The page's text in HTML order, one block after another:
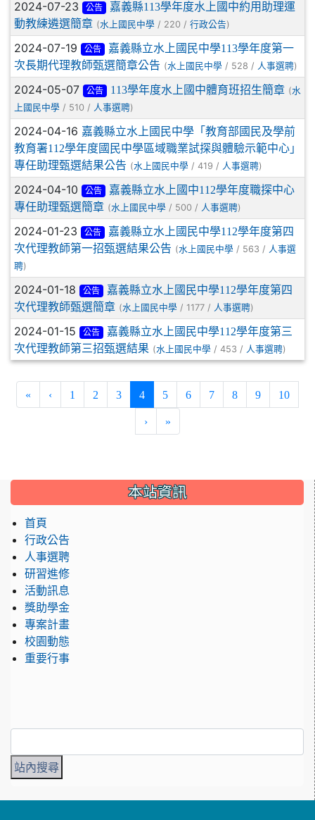
2024-07-23 公告
嘉義縣113學年度水上國中約用助理運
動教練遴選簡章 (水上國民中學 / 220 / 行政公告)
2024-07-19 公告
嘉義縣立水上國民中學113學年度第一
次長期代理教師甄選簡章公告 (水上國民中學 / 528 / 人事選聘)
2024-05-07 公告 113學年度水上國中體育班招生簡章 (水
上國民中學 / 510 / 人事選聘)
2024-04-16 嘉義縣立水上國民中學「教育部國民及學前
教育署112學年度國民中學區域職業試探與體驗示範中心」
專任助理甄選結果公告 (水上國民中學 / 419 / 人事選聘)
2024-04-10 公告
嘉義縣立水上國中112學年度職探中心
專任助理甄選簡章 (水上國民中學 / 500 / 人事選聘)
2024-01-23 公告
嘉義縣立水上國民中學112學年度第四
次代理教師第一招甄選結果公告 (水上國民中學 / 563 / 人事選
聘)
2024-01-18 公告
嘉義縣立水上國民中學112學年度第四
次代理教師甄選簡章 (水上國民中學 / 1177 / 人事選聘)
2024-01-15 公告
嘉義縣立水上國民中學112學年度第三
次代理教師第三招甄選結果 (水上國民中學 / 453 / 人事選聘)
« ‹ 1 2 3 4(current)
5 6 7 8 9 10
› »
::: 本站資訊
首頁
行政公告
人事選聘
研習進修
活動訊息
獎助學金
專案計畫
校園動態
重要行事